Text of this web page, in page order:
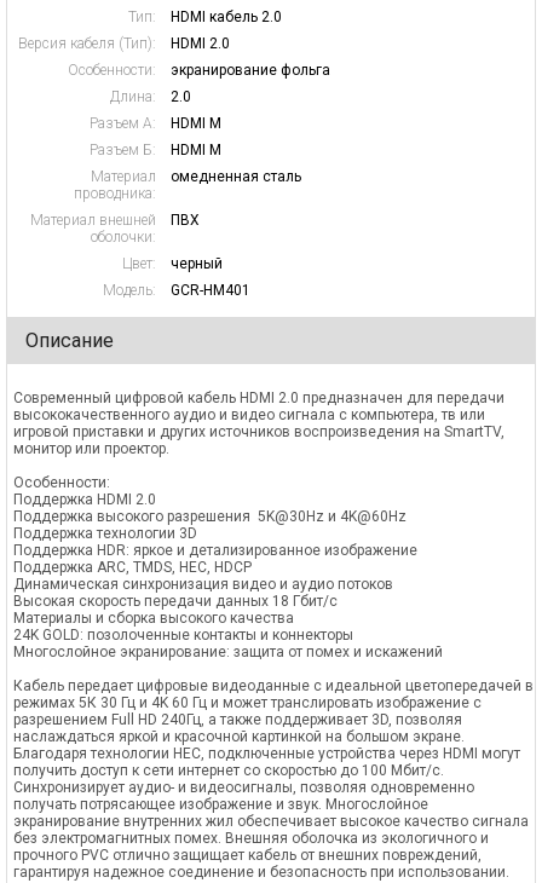
Тип:
HDMI кабель 2.0
Версия кабеля (Тип):
HDMI 2.0
Особенности:
экранирование фольга
Длина:
2.0
Разъем А:
HDMI M
Разъем Б:
HDMI M
Материал
проводника:
омедненная сталь
Материал внешней
оболочки:
ПВХ
Цвет:
черный
Модель:
GCR-HM401
Описание
Современный цифровой кабель HDMI 2.0 предназначен для передачи
высококачественного аудио и видео сигнала с компьютера, тв или
игровой приставки и других источников воспроизведения на SmartTV,
монитор или проектор.
Особенности:
Поддержка HDMI 2.0
Поддержка высокого разрешения 5K@30Hz и 4K@60Hz
Поддержка технологии 3D
Поддержка HDR: яркое и детализированное изображение
Поддержка ARC, TMDS, HEC, HDCP
Динамическая синхронизация видео и аудио потоков
Высокая скорость передачи данных 18 Гбит/с
Материалы и сборка высокого качества
24K GOLD: позолоченные контакты и коннекторы
Многослойное экранирование: защита от помех и искажений
Кабель передает цифровые видеоданные с идеальной цветопередачей в
режимах 5К 30 Гц и 4K 60 Гц и может транслировать изображение с
разрешением Full HD 240Гц, а также поддерживает 3D, позволяя
наслаждаться яркой и красочной картинкой на большом экране.
Благодаря технологии HEC, подключенные устройства через HDMI могут
получить доступ к сети интернет со скоростью до 100 Мбит/с.
Синхронизирует аудио- и видеосигналы, позволяя одновременно
получать потрясающее изображение и звук. Многослойное
экранирование внутренних жил обеспечивает высокое качество сигнала
без электромагнитных помех. Внешняя оболочка из экологичного и
прочного PVC отлично защищает кабель от внешних повреждений,
гарантируя надежное соединение и безопасность при использовании.